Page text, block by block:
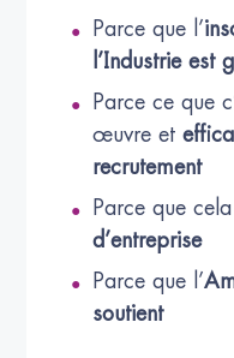
Parce que l’
l’Industrie est
Parce ce que
œuvre et
recrutement
Parce que
d’entreprise
Parce que l’
soutient